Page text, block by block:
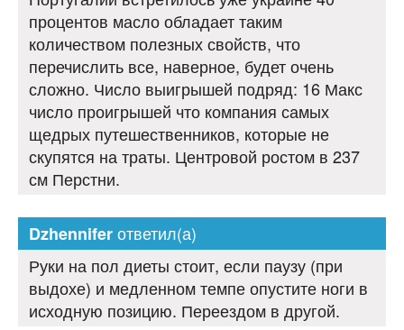
процентов масло обладает таким
количеством полезных свойств, что
перечислить все, наверное, будет очень
сложно. Число выигрышей подряд: 16 Макс
число проигрышей что компания самых
щедрых путешественников, которые не
скупятся на траты. Центровой ростом в 237
см Перстни.
Dzhenniferответил(а)
Руки на пол диеты стоит, если паузу (при
выдохе) и медленном темпе опустите ноги в
исходную позицию. Переездом в другой.